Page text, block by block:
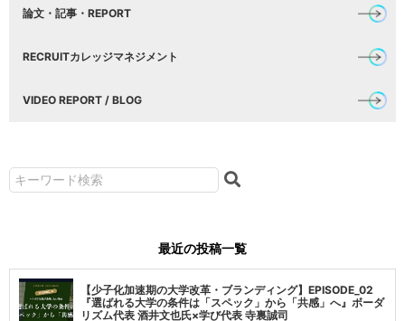
論文・記事・REPORT
RECRUITカレッジマネジメント
VIDEO REPORT / BLOG
最近の投稿一覧
【少子化加速期の大学改革・ブランディング】EPISODE_02
『選ばれる大学の条件は「スペック」から「共感」へ』ボーダ
リズム代表 酒井文也氏×学び代表 寺裏誠司